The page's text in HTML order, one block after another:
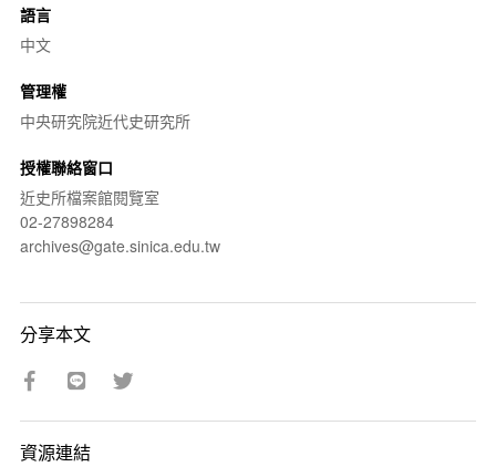
語言
中文
管理權
中央研究院近代史研究所
授權聯絡窗口
近史所檔案館閱覽室
02-27898284
archives@gate.sinica.edu.tw
分享本文
資源連結